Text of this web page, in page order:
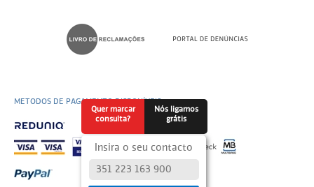
METODOS DE PAGAMENTO DISPONÍVEIS
Quer marcar
consulta?
Nós ligamos
grátis
Insira o seu contacto